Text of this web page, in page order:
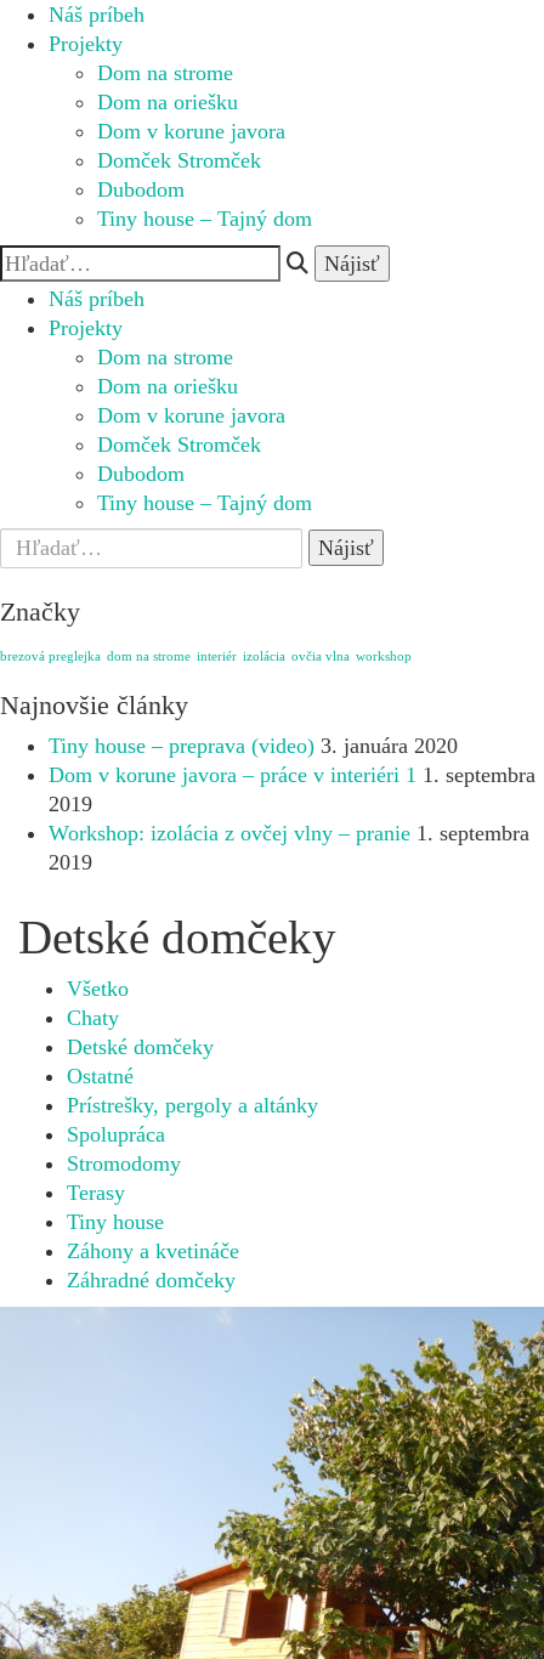
Náš príbeh
Projekty
Dom na strome
Dom na oriešku
Dom v korune javora
Domček Stromček
Dubodom
Tiny house – Tajný dom
Náš príbeh
Projekty
Dom na strome
Dom na oriešku
Dom v korune javora
Domček Stromček
Dubodom
Tiny house – Tajný dom
Search
for:
Značky
brezová preglejka dom na strome interiér izolácia ovčia vlna workshop
Najnovšie články
Tiny house – preprava (video) 3. januára 2020
Dom v korune javora – práce v interiéri 1 1. septembra
2019
Workshop: izolácia z ovčej vlny – pranie 1. septembra
2019
Detské domčeky
Všetko
Chaty
Detské domčeky
Ostatné
Prístrešky, pergoly a altánky
Spolupráca
Stromodomy
Terasy
Tiny house
Záhony a kvetináče
Záhradné domčeky